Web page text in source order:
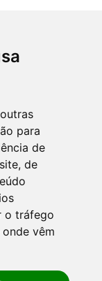
para
de
de
o tráfego
vêm
40
Carapicuíba/SP